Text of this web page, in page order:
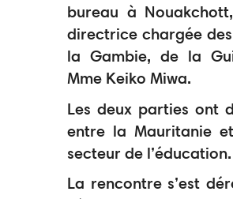
bureau à
directrice chargée
la Gambie, de la
Mme Keiko Miwa.
Les deux parties ont
entre la Mauritanie
secteur de l’éducation.
La rencontre s’est